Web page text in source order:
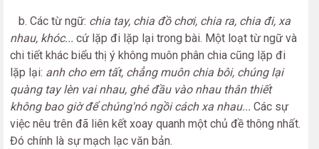
b. Các từ ngữ: chia tay, chia đồ chơi, chia ra, chia đi, xa
nhau, khóc... cứ lặp đi lặp lại trong bài. Một loạt từ ngữ và
chi tiết khác biểu thị ý không muôn phân chia cũng lặp đi
lặp lại: anh cho em tất, chẳng muôn chia bôi, chúng lại
quàng tay lèn vai nhau, ghé đầu vào nhau thân thiết
không bao giờ để chúng'nó ngồi cách xa nhau... Các sự
việc nêu trên đã liên kết xoay quanh một chủ đề thông nhất.
Đó chính là sự mạch lạc văn bản.